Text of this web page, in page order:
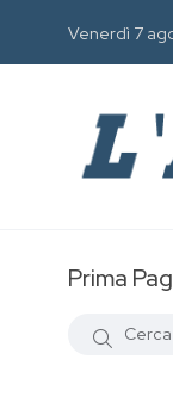
Venerdì 7
Prima